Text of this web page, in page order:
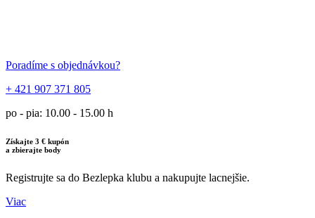
Poradíme s objednávkou?
+ 421 907 371 805
po - pia: 10.00 - 15.00 h
Získajte 3 € kupón
a zbierajte body
Registrujte sa do Bezlepka klubu a nakupujte lacnejšie.
Viac